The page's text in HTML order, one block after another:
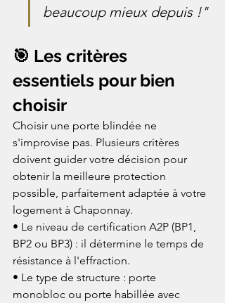
beaucoup mieux depuis !"
🎯 Les critères
essentiels pour bien
choisir
Choisir une porte blindée ne
s'improvise pas. Plusieurs critères
doivent guider votre décision pour
obtenir la meilleure protection
possible, parfaitement adaptée à votre
logement à Chaponnay.
• Le niveau de certification A2P (BP1,
BP2 ou BP3) : il détermine le temps de
résistance à l'effraction.
• Le type de structure : porte
monobloc ou porte habillée avec